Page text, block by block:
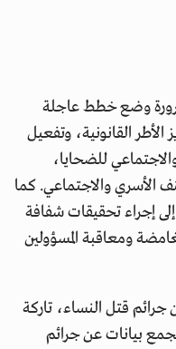
وضع خطط عاجلة
القانونية، وتفعيل
للضحايا،
الأسري والاجتماعي. كما
إجراء تحقيقات شفافة
ومعاقبة المسؤولين
قتل النساء، تاركة
بيانات عن جرائم